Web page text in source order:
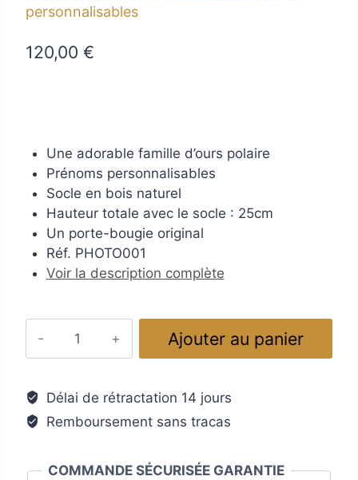
personnalisables
120,00 €
Une adorable famille d’ours polaire
Prénoms personnalisables
Socle en bois naturel
Hauteur totale avec le socle : 25cm
Un porte-bougie original
Réf. PHOTO001
Voir la description complète
en
verre
fusionné
famille
Ajouter au panier
Délai de rétractation 14 jours
Remboursement sans tracas
COMMANDE SÉCURISÉE GARANTIE